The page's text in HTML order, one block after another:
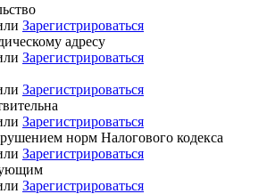
Зарегистрироваться
адресу
Зарегистрироваться
Зарегистрироваться
Зарегистрироваться
норм Налогового кодекса
Зарегистрироваться
Зарегистрироваться